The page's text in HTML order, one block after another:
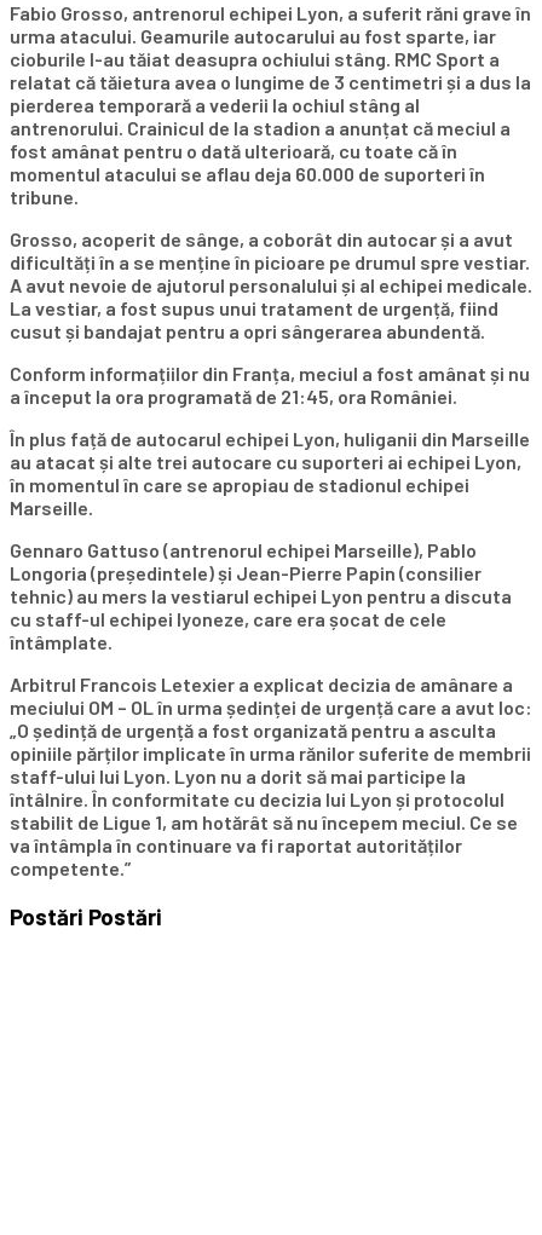
Fabio Grosso, antrenorul echipei Lyon, a suferit răni grave în
urma atacului. Geamurile autocarului au fost sparte, iar
cioburile l-au tăiat deasupra ochiului stâng. RMC Sport a
relatat că tăietura avea o lungime de 3 centimetri și a dus la
pierderea temporară a vederii la ochiul stâng al
antrenorului. Crainicul de la stadion a anunțat că meciul a
fost amânat pentru o dată ulterioară, cu toate că în
momentul atacului se aflau deja 60.000 de suporteri în
tribune.
Grosso, acoperit de sânge, a coborât din autocar și a avut
dificultăți în a se menține în picioare pe drumul spre vestiar.
A avut nevoie de ajutorul personalului și al echipei medicale.
La vestiar, a fost supus unui tratament de urgență, fiind
cusut și bandajat pentru a opri sângerarea abundentă.
Conform informațiilor din Franța, meciul a fost amânat și nu
a început la ora programată de 21:45, ora României.
În plus față de autocarul echipei Lyon, huliganii din Marseille
au atacat și alte trei autocare cu suporteri ai echipei Lyon,
în momentul în care se apropiau de stadionul echipei
Marseille.
Gennaro Gattuso (antrenorul echipei Marseille), Pablo
Longoria (președintele) și Jean-Pierre Papin (consilier
tehnic) au mers la vestiarul echipei Lyon pentru a discuta
cu staff-ul echipei lyoneze, care era șocat de cele
întâmplate.
Arbitrul Francois Letexier a explicat decizia de amânare a
meciului OM – OL în urma ședinței de urgență care a avut loc:
„O ședință de urgență a fost organizată pentru a asculta
opiniile părților implicate în urma rănilor suferite de membrii
staff-ului lui Lyon. Lyon nu a dorit să mai participe la
întâlnire. În conformitate cu decizia lui Lyon și protocolul
stabilit de Ligue 1, am hotărât să nu începem meciul. Ce se
va întâmpla în continuare va fi raportat autorităților
competente.”
Postări Postări